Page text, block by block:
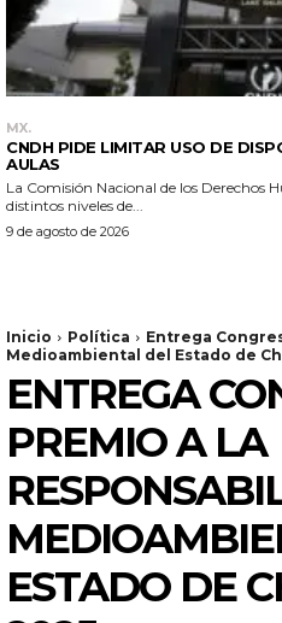
MX.
CNDH PIDE LIMITAR USO DE
AULAS
La Comisión Nacional de los Derechos
distintos niveles de...
9 de agosto de 2026